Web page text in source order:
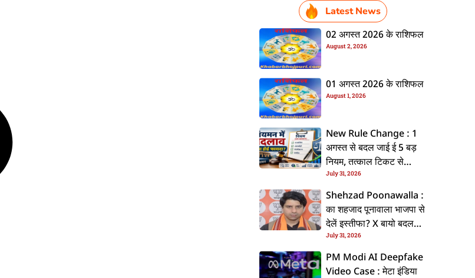
Latest News
02 अगस्त 2026 के राशिफल
August 2, 2026
01 अगस्त 2026 के राशिफल
August 1, 2026
New Rule Change : 1
अगस्त से बदल जाई ई 5 बड़
नियम, तत्काल टिकट से
CKYC तक जानीं नया अपडेट
July 31, 2026
Shehzad Poonawalla :
का शहजाद पूनावाला भाजपा से
देलें इस्तीफा? X बायो बदलला
के बाद बढ़ल चरचा, जानीं पूरा
ममिला
July 31, 2026
PM Modi AI Deepfake
Video Case : मेटा इंडिया